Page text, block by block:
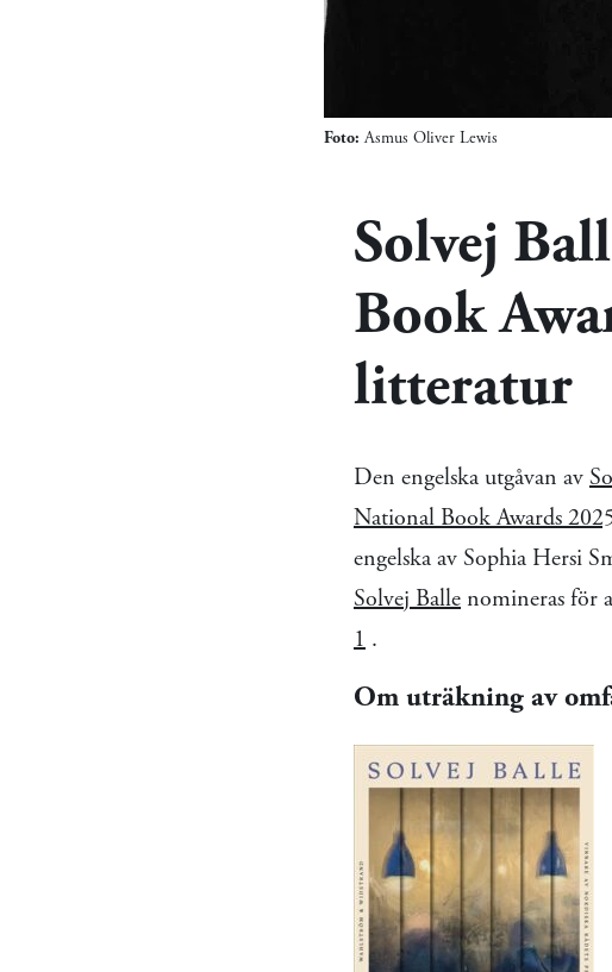
Foto: Asmus Oliver Lewis
Solvej
Book
litteratur
Den engelska utgåvan av
National Book Awards
engelska av Sophia Hersi
Solvej Balle nomineras för
1 .
Om uträkning av